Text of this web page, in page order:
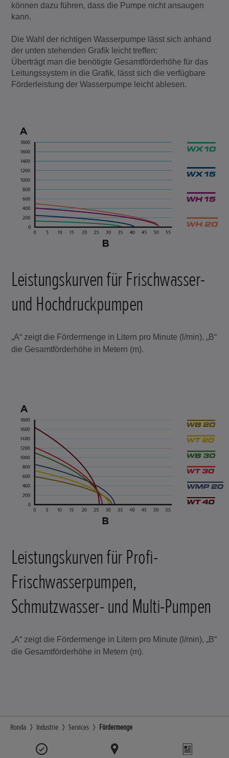
können dazu führen, dass die Pumpe nicht ansaugen
kann.
Die Wahl der richtigen Wasserpumpe lässt sich anhand
der unten stehenden Grafik leicht treffen:
Überträgt man die benötigte Gesamtförderhöhe für das
Leitungssystem in die Grafik, lässt sich die verfügbare
Förderleistung der Wasserpumpe leicht ablesen.
Leistungskurven für Frischwasser-
und Hochdruckpumpen
„A“ zeigt die Fördermenge in Litern pro Minute (l/min), „B“
die Gesamtförderhöhe in Metern (m).
Leistungskurven für Profi-
Frischwasserpumpen,
Schmutzwasser- und Multi-Pumpen
„A“ zeigt die Fördermenge in Litern pro Minute (l/min), „B“
die Gesamtförderhöhe in Metern (m).
Honda Industrie Services Fördermenge